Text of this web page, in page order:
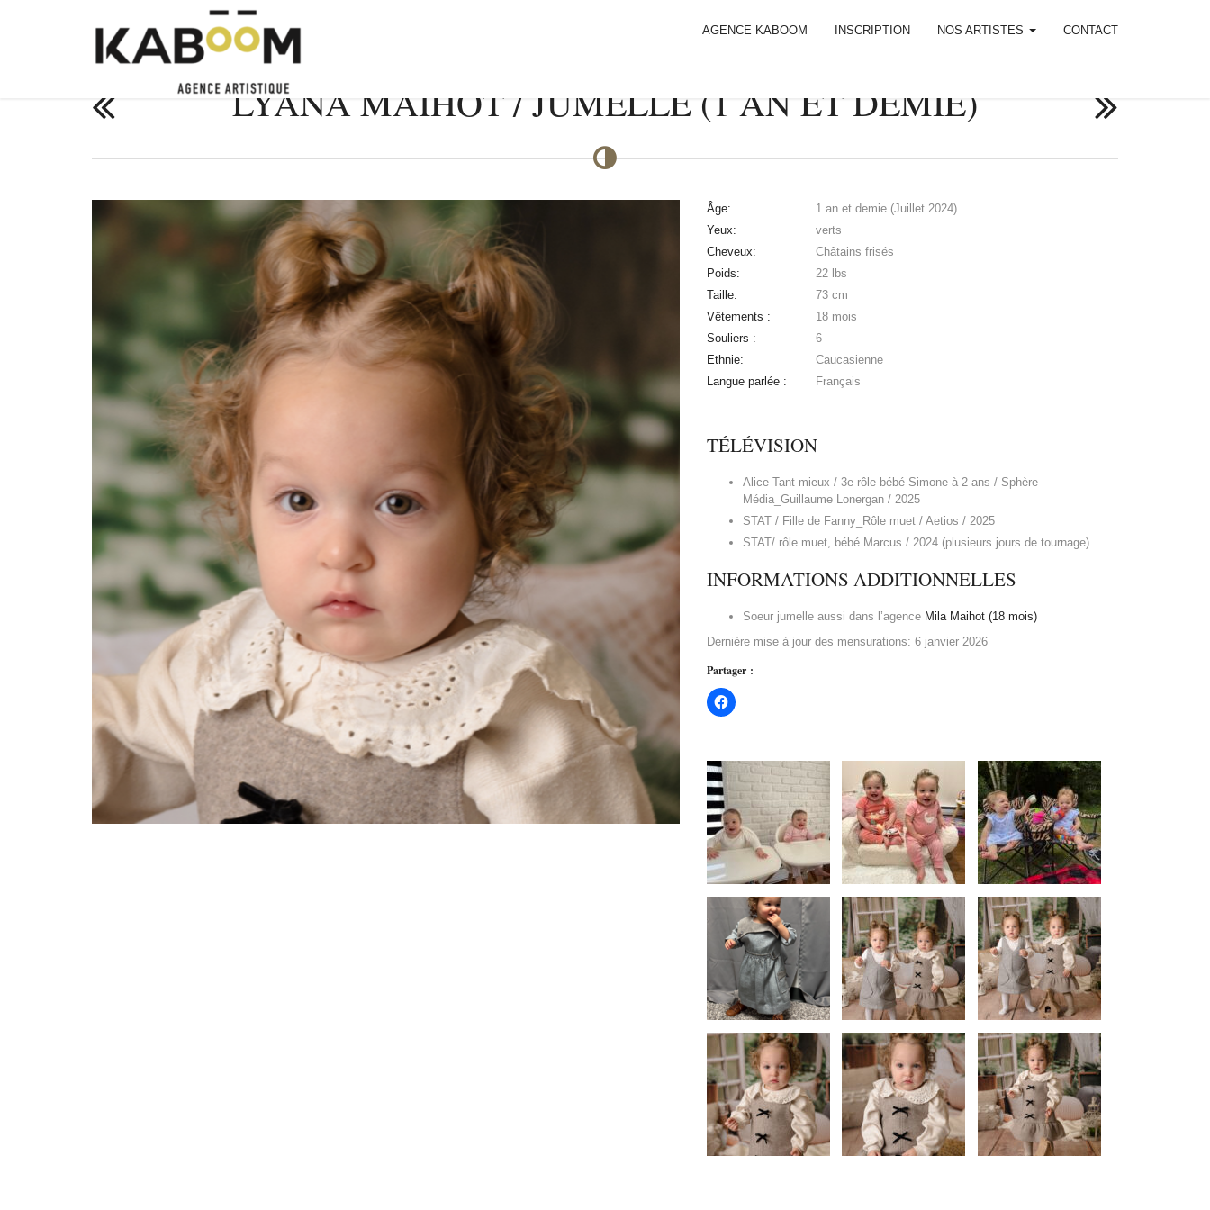
AGENCE KABOOM INSCRIPTION NOS ARTISTES CONTACT
LYANA MAIHOT / JUMELLE (1 AN ET DEMIE)
Âge:
1 an et demie (Juillet 2024)
Yeux:
verts
Cheveux:
Châtains frisés
Poids:
22 lbs
Taille:
73 cm
Vêtements :
18 mois
Souliers :
6
Ethnie:
Caucasienne
Langue parlée :
Français
TÉLÉVISION
Alice Tant mieux / 3e rôle bébé Simone à 2 ans / Sphère
Média_Guillaume Lonergan / 2025
STAT / Fille de Fanny_Rôle muet / Aetios / 2025
STAT/ rôle muet, bébé Marcus / 2024 (plusieurs jours de tournage)
INFORMATIONS ADDITIONNELLES
Soeur jumelle aussi dans l’agence Mila Maihot (18 mois)
Dernière mise à jour des mensurations: 6 janvier 2026
Partager :